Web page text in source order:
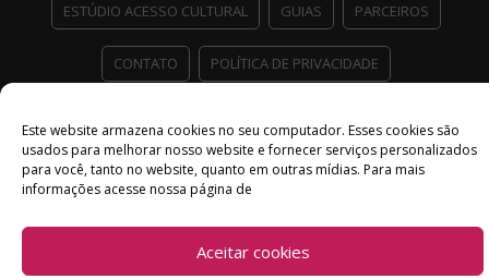
Este website armazena cookies no seu computador. Esses cookies são
usados ​​para melhorar nosso website e fornecer serviços personalizados
para você, tanto no website, quanto em outras mídias. Para mais
informações acesse nossa página de
Aceitar cookies
ESTÚDIO ACESSO CULTURAL GUIAS PARCEIROS
CONTATO POLÍTICA DE PRIVACIDADE
Copyright© 2026 Acesso Cultural - Arte, Cultura Pop e Entretenimento
Desenvolvido porDel Vieira